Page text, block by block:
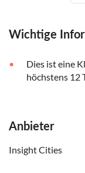
Wichtige
Dies ist eine
höchstens 12
Anbieter
Insight Cities